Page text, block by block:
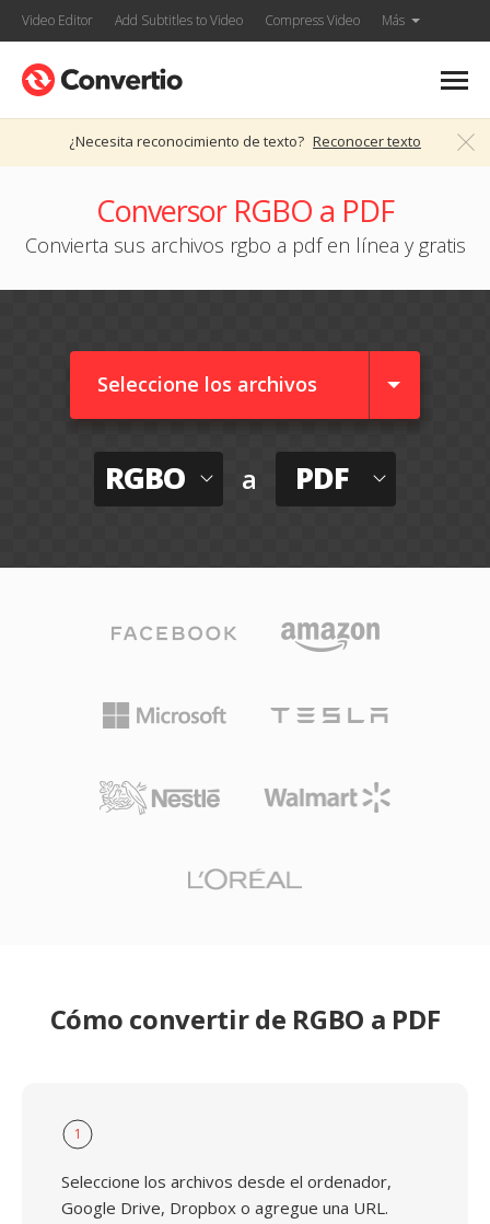
Video Editor Add Subtitles to Video Compress Video Más
¿Necesita reconocimiento de texto? Reconocer texto
Conversor RGBO a PDF
Convierta sus archivos rgbo a pdf en línea y gratis
Seleccione los archivos
RGBO a PDF
Cómo convertir de RGBO a PDF
1
Seleccione los archivos desde el ordenador,
Google Drive, Dropbox o agregue una URL.